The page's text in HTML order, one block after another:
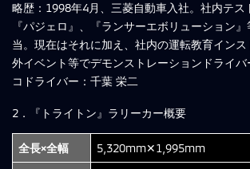
略歴：1998年4月、三菱自動車入社。社内テス
『パジェロ』、『ランサーエボリューション
当。現在はそれに加え、社内の運転教育イン
外イベント等でデモンストレーションドライバ
コドライバー：千葉 栄二
2．『トライトン』ラリーカー概要
全長×全幅 5,320mm✕1,995mm